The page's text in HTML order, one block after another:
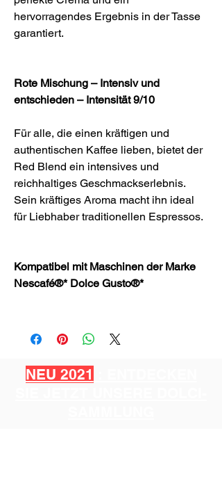
hervorragendes Ergebnis in der Tasse
garantiert.
Rote Mischung – Intensiv und
entschieden – Intensität 9/10
Für alle, die einen kräftigen und
authentischen Kaffee lieben, bietet der
Red Blend ein intensives und
reichhaltiges Geschmackserlebnis.
Sein kräftiges Aroma macht ihn ideal
für Liebhaber traditionellen Espressos.
Kompatibel mit Maschinen der Marke
Nescafé®* Dolce Gusto®*
NEU 2021